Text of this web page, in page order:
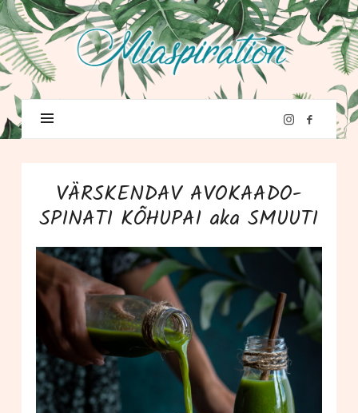
VÄRSKENDAV AVOKAADO-
SPINATI KÕHUPAI aka SMUUTI